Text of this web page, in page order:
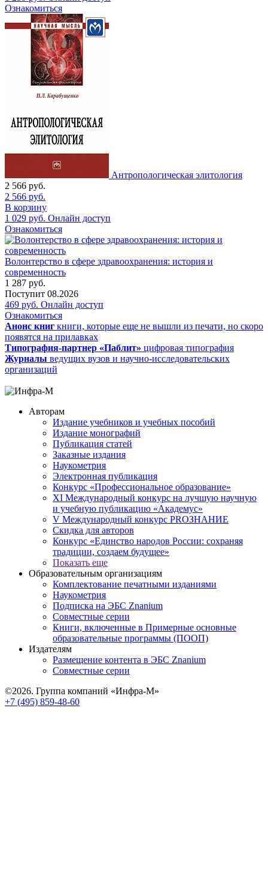
Ознакомиться
Антропологическая элитология
2 566 руб.
2 566 руб.
В корзину
1 029 руб. Онлайн доступ
Ознакомиться
Волонтерство в сфере здравоохранения: история и
современность
1 287 руб.
Поступит 08.2026
469 руб. Онлайн доступ
Ознакомиться
Анонс книг книги, которые еще не вышли из печати, но скоро
появятся на прилавках
Типография-партнер «Паблит» цифровая типография
Журналы ведущих вузов и научно-исследовательских
организаций
Авторам
Издание учебников и учебных пособий
Издание монографий
Публикация статей
Заказные издания
Наукометрия
Электронная публикация
Конкурс «Профессиональное образование»
XI Международный конкурс на лучшую научную
и учебную публикацию «Академус»
V Международный конкурс PROЗНАНИЕ
Скидка для авторов
Конкурс «Единство народов России: сохраняя
традиции, создаем будущее»
Показать еще
Образовательным организациям
Комплектование печатными изданиями
Наукометрия
Подписка на ЭБС Znanium
Совместные серии
Книги, включенные в Примерные основные
образовательные программы (ПООП)
Издателям
Размещение контента в ЭБС Znanium
Совместные серии
©2026. Группа компаний «Инфра-М»
+7 (495) 859-48-60